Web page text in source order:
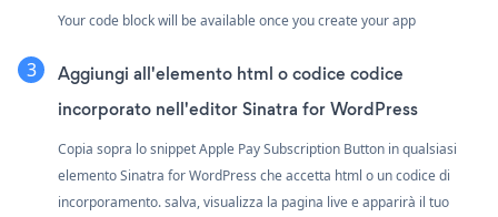
Your code block will be available once you create your app
Aggiungi all'elemento html o codice codice
incorporato nell'editor Sinatra for WordPress
Copia sopra lo snippet Apple Pay Subscription Button in qualsiasi
elemento Sinatra for WordPress che accetta html o un codice di
incorporamento. salva, visualizza la pagina live e apparirà il tuo